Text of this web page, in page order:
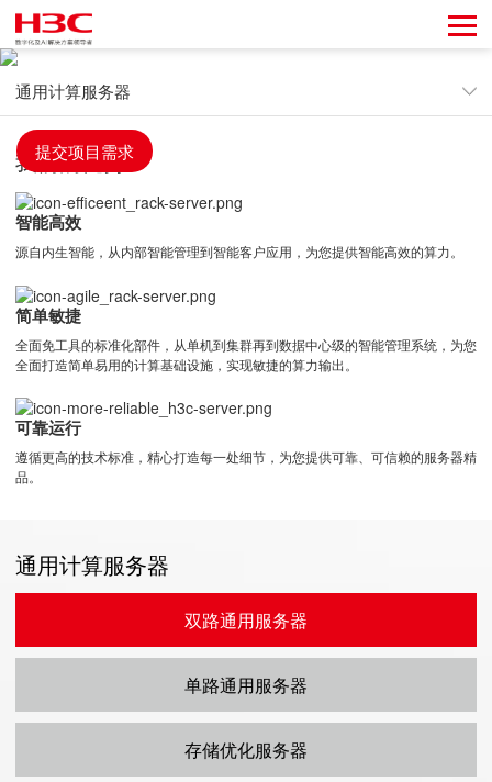
新华三智慧计算作为中国服务器市场的领军品牌，稳居中国市
场前三（数据来源：IDC），提供包括机架、塔式、高密度及整
机柜等通用计算产品组合，致力于为客户提供高效、绿色、智
能的算力及全栈全场景的解决方案。
提交项目需求
通用计算服务器
我们的优势
智能高效
源自内生智能，从内部智能管理到智能客户应用，为您提供智能高效的算力。
简单敏捷
全面免工具的标准化部件，从单机到集群再到数据中心级的智能管理系统，为您
全面打造简单易用的计算基础设施，实现敏捷的算力输出。
可靠运行
遵循更高的技术标准，精心打造每一处细节，为您提供可靠、可信赖的服务器精
品。
通用计算服务器
双路通用服务器
单路通用服务器
存储优化服务器